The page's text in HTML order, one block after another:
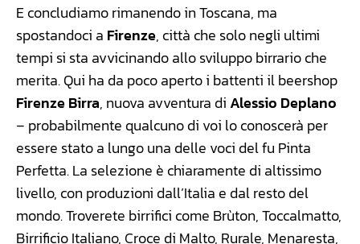
E concludiamo rimanendo in Toscana, ma
spostandoci a Firenze, città che solo negli ultimi
tempi si sta avvicinando allo sviluppo birrario che
merita. Qui ha da poco aperto i battenti il beershop
Firenze Birra, nuova avventura diAlessio Deplano
– probabilmente qualcuno di voi lo conoscerà per
essere stato a lungo una delle voci del fu Pinta
Perfetta. La selezione è chiaramente di altissimo
livello, con produzioni dall’Italia e dal resto del
mondo. Troverete birrifici come Brùton, Toccalmatto,
Birrificio Italiano, Croce di Malto, Rurale, Menaresta,